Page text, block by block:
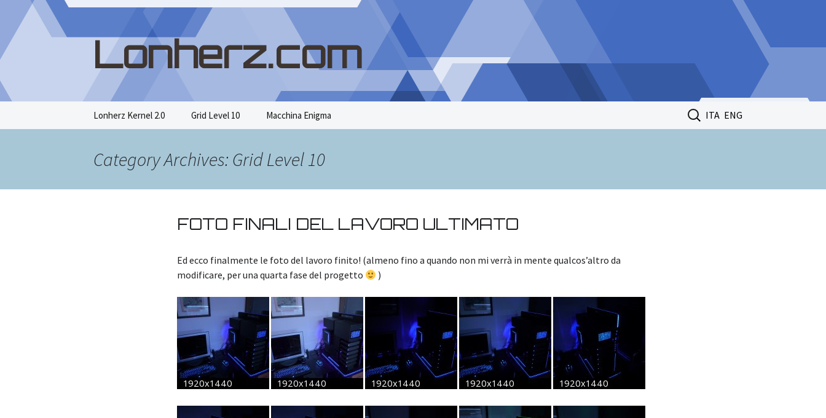
Lonherz.com
ITA ENG
Lonherz Kernel 2.0 Grid Level 10 Macchina Enigma
Ricerca
per:
Category Archives: Grid Level 10
FOTO FINALI DEL LAVORO ULTIMATO
Ed ecco finalmente le foto del lavoro finito! (almeno fino a quando non mi verrà in mente qualcos’altro da
modificare, per una quarta fase del progetto
)